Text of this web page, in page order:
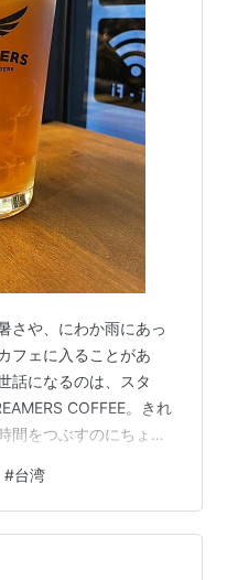
さや、にわか雨にあっ
フェに入ることがあ
話になるのは、スタ
COFFEE。きれ
間をつぶすのにちょう
ーがあり、台湾ならで
フレーバーのコーヒー
した際に、歩いてばか
ので、DREAMERS
#台湾